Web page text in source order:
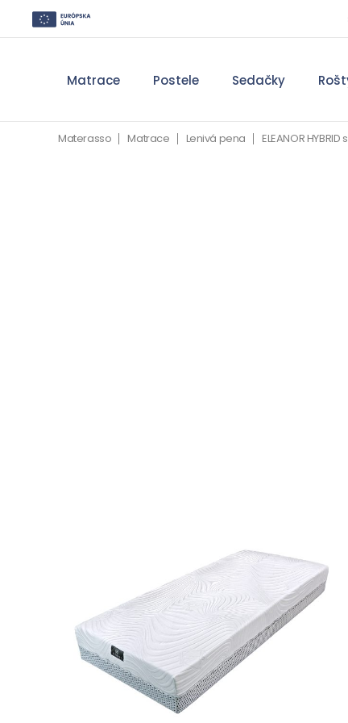
Matrace Postele Sedačky
Materasso Matrace Lenivá pena ELEANOR HYBRID